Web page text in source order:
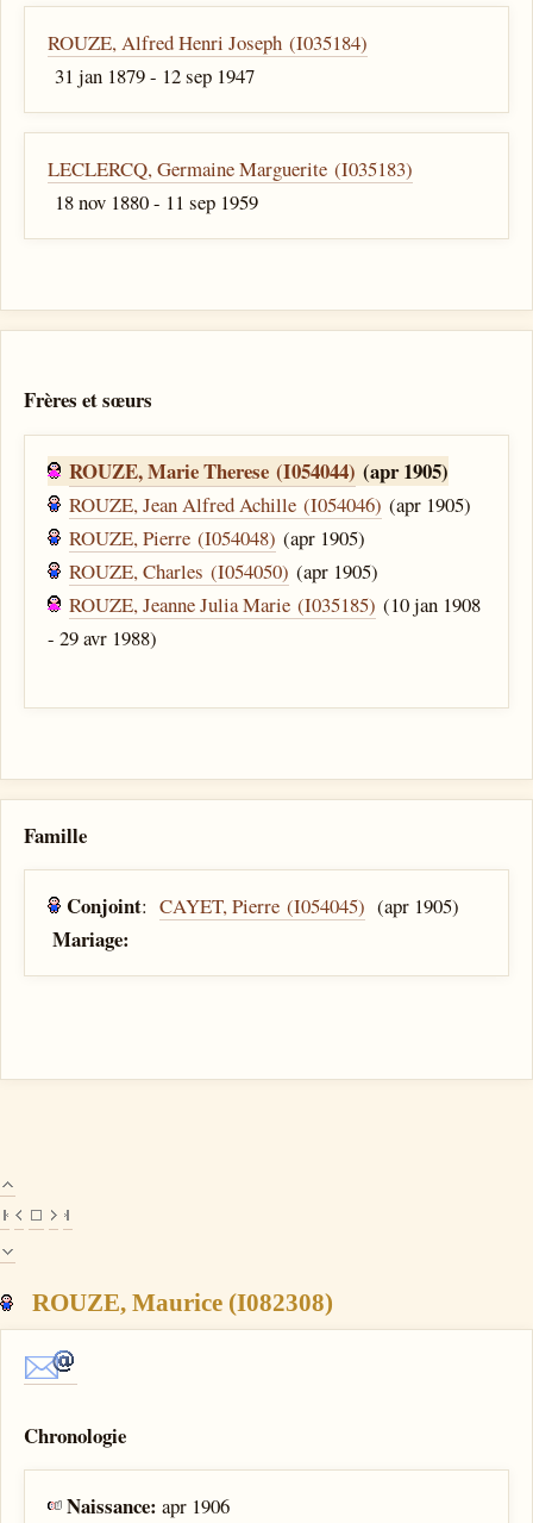
ROUZE, Alfred Henri Joseph (I035184)
31 jan 1879 - 12 sep 1947
LECLERCQ, Germaine Marguerite (I035183)
18 nov 1880 - 11 sep 1959
Frères et sœurs
ROUZE, Marie Therese (I054044) (apr 1905)
ROUZE, Jean Alfred Achille (I054046) (apr 1905)
ROUZE, Pierre (I054048) (apr 1905)
ROUZE, Charles (I054050) (apr 1905)
ROUZE, Jeanne Julia Marie (I035185) (10 jan 1908
- 29 avr 1988)
Famille
Conjoint:CAYET, Pierre (I054045) (apr 1905)
Mariage:
ROUZE, Maurice (I082308)
Chronologie
Naissance:apr 1906